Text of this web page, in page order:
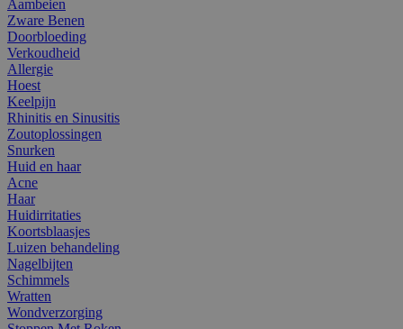
Aambeien
Zware Benen
Doorbloeding
Verkoudheid
Allergie
Hoest
Keelpijn
Rhinitis en Sinusitis
Zoutoplossingen
Snurken
Huid en haar
Acne
Haar
Huidirritaties
Koortsblaasjes
Luizen behandeling
Nagelbijten
Schimmels
Wratten
Wondverzorging